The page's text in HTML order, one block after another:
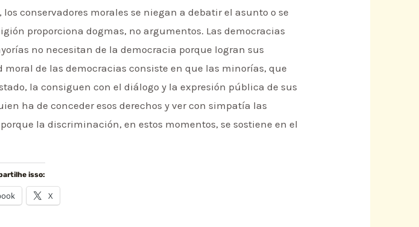
conservadores morales se niegan a debatir el asunto o se
proporciona dogmas, no argumentos. Las democracias
no necesitan de la democracia porque logran sus
de las democracias consiste en que las minorías, que
la consiguen con el diálogo y la expresión pública de sus
ha de conceder esos derechos y ver con simpatía las
la discriminación, en estos momentos, se sostiene en el
isso:
X